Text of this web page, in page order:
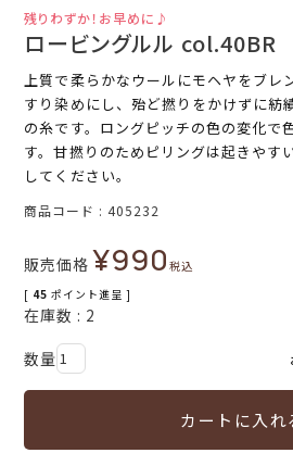
残りわずか！お早めに♪
ロービングルル col.40BR
上質で柔らかなウールにモヘヤをブレ
すり染めにし、殆ど撚りをかけずに紡
の糸です。ロングピッチの色の変化で
す。甘撚りのためピリングは起きやす
してください。
商品コード 405232
販売価格 ¥990税込
[ 45 ポイント進呈 ]
在庫数 2
カートに入れ